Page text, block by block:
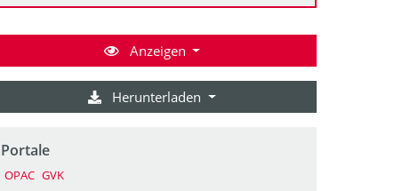
Anzeigen
Herunterladen
Portale
OPAC GVK